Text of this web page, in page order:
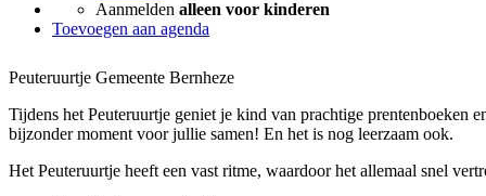
Aanmelden alleen voor kinderen
Toevoegen aan agenda
Peuteruurtje Gemeente Bernheze
Tijdens het Peuteruurtje geniet je kind van prachtige prentenboeken
bijzonder moment voor jullie samen! En het is nog leerzaam ook.
Het Peuteruurtje heeft een vast ritme, waardoor het allemaal snel